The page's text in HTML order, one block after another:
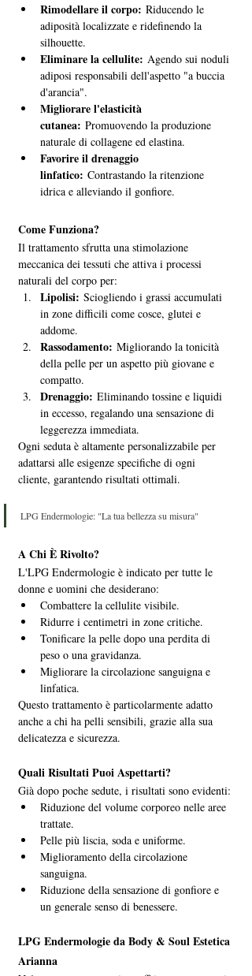
Rimodellare il corpo: Riducendo le
adiposità localizzate e ridefinendo la
silhouette.
Eliminare la cellulite: Agendo sui noduli
adiposi responsabili dell'aspetto "a buccia
d'arancia".
Migliorare l'elasticità
cutanea: Promuovendo la produzione
naturale di collagene ed elastina.
Favorire il drenaggio
linfatico: Contrastando la ritenzione
idrica e alleviando il gonfiore.
Come Funziona?
Il trattamento sfrutta una stimolazione
meccanica dei tessuti che attiva i processi
naturali del corpo per:
Lipolisi: Sciogliendo i grassi accumulati
in zone difficili come cosce, glutei e
addome.
Rassodamento: Migliorando la tonicità
della pelle per un aspetto più giovane e
compatto.
Drenaggio: Eliminando tossine e liquidi
in eccesso, regalando una sensazione di
leggerezza immediata.
Ogni seduta è altamente personalizzabile per
adattarsi alle esigenze specifiche di ogni
cliente, garantendo risultati ottimali.
LPG Endermologie: "La tua bellezza su misura"
A Chi È Rivolto?
L'LPG Endermologie è indicato per tutte le
donne e uomini che desiderano:
Combattere la cellulite visibile.
Ridurre i centimetri in zone critiche.
Tonificare la pelle dopo una perdita di
peso o una gravidanza.
Migliorare la circolazione sanguigna e
linfatica.
Questo trattamento è particolarmente adatto
anche a chi ha pelli sensibili, grazie alla sua
delicatezza e sicurezza.
Quali Risultati Puoi Aspettarti?
Già dopo poche sedute, i risultati sono evidenti:
Riduzione del volume corporeo nelle aree
trattate.
Pelle più liscia, soda e uniforme.
Miglioramento della circolazione
sanguigna.
Riduzione della sensazione di gonfiore e
un generale senso di benessere.
LPG Endermologie da Body & Soul Estetica
Arianna